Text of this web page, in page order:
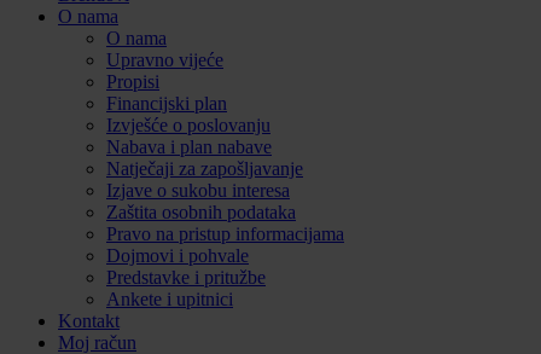
O nama
O nama
Upravno vijeće
Propisi
Financijski plan
Izvješće o poslovanju
Nabava i plan nabave
Natječaji za zapošljavanje
Izjave o sukobu interesa
Zaštita osobnih podataka
Pravo na pristup informacijama
Dojmovi i pohvale
Predstavke i pritužbe
Ankete i upitnici
Kontakt
Moj račun